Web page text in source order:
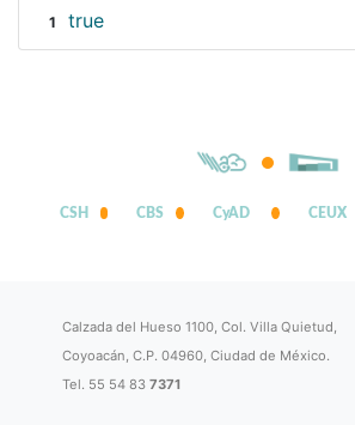
1 true
CSH CBS CyAD CEUX
Calzada del Hueso 1100, Col. Villa Quietud,
Coyoacán, C.P. 04960, Ciudad de México.
Tel. 55 54 837371